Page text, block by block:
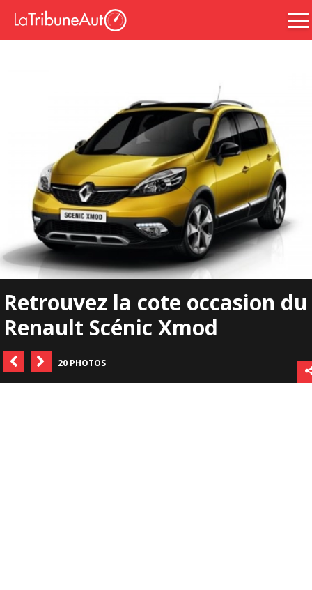
Retrouvez la cote occasion du
Renault Scénic Xmod
20 PHOTOS